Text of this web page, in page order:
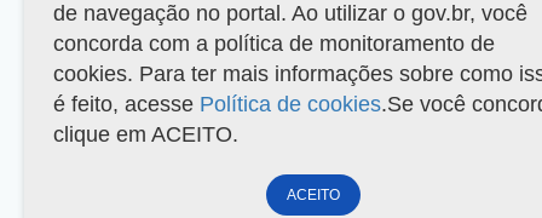
de navegação no portal. Ao utilizar o gov.br, você
concorda com a política de monitoramento de
cookies. Para ter mais informações sobre como
é feito, acesse Política de cookies.Se você
clique em ACEITO.
ACEITO